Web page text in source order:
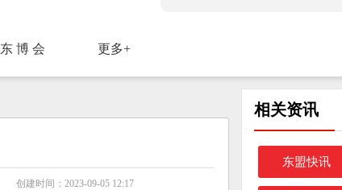
东 博 会 更多+
创建时间： 2023-09-05 12:17
相关资讯
东盟快讯